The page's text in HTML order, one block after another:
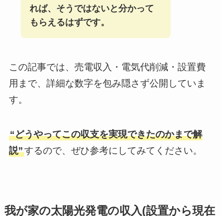
れば、そうではないと分かって
もらえるはずです。
この記事では、売電収入・電気代削減・設置費
用まで、詳細な数字を包み隠さず公開していま
す。
“どうやってこの収支を実現できたのかまで解
説”するので、ぜひ参考にしてみてください。
我が家の太陽光発電の収入(設置から現在